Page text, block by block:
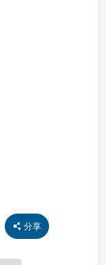
分享